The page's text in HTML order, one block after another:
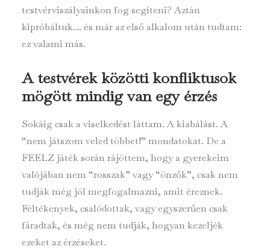
testvérviszályainkon fog segíteni? Aztán
kipróbáltuk… és már az első alkalom után tudtam:
ez valami más.
A testvérek közötti konfliktusok
mögött mindig van egy érzés
Sokáig csak a viselkedést láttam. A kiabálást. A
“nem játszom veled többet!” mondatokat. De a
FEELZ játék során rájöttem, hogy a gyerekeim
valójában nem “rosszak” vagy “önzők”, csak nem
tudják még jól megfogalmazni, amit éreznek.
Féltékenyek, csalódottak, vagy egyszerűen csak
fáradtak, és még nem tudják, hogyan kezeljék
ezeket az érzéseket.